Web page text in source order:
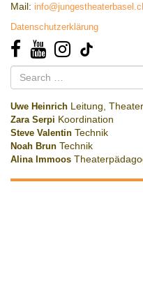
Mail:
Datenschutzerklärung
Search
for:
Uwe Heinrich Leitung,
Zara Serpi Koordination
Steve Valentin Technik
Noah Brun Technik
Alina Immoos